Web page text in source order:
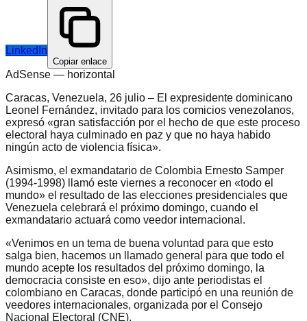
LinkedIn
Copiar enlace
AdSense — horizontal
Caracas, Venezuela, 26 julio – El expresidente dominicano
Leonel Fernández, invitado para los comicios venezolanos,
expresó «gran satisfacción por el hecho de que este proceso
electoral haya culminado en paz y que no haya habido
ningún acto de violencia física».
Asimismo, el exmandatario de Colombia Ernesto Samper
(1994-1998) llamó este viernes a reconocer en «todo el
mundo» el resultado de las elecciones presidenciales que
Venezuela celebrará el próximo domingo, cuando el
exmandatario actuará como veedor internacional.
«Venimos en un tema de buena voluntad para que esto
salga bien, hacemos un llamado general para que todo el
mundo acepte los resultados del próximo domingo, la
democracia consiste en eso», dijo ante periodistas el
colombiano en Caracas, donde participó en una reunión de
veedores internacionales, organizada por el Consejo
Nacional Electoral (CNE).